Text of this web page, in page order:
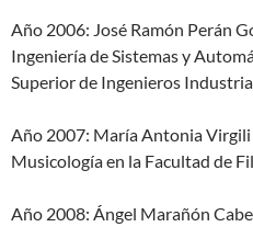
Año 2006: José Ramón Perán
Ingeniería de Sistemas y
Superior de Ingenieros
Año 2007: María Antonia
Musicología en la Facultad de
Año 2008: Ángel Marañón